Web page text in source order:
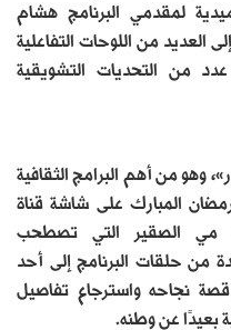
لمقدمي البرنامج هشام
العديد من اللوحات التفاعلية
من التحديات التشويقية
وهو من أهم البرامج الثقافية
المبارك على شاشة قناة
مي الصقير التي تصطحب
من حلقات البرنامج إلى أحد
قصة نجاحه واسترجاع تفاصيل
بعيدًا عن وطنه.